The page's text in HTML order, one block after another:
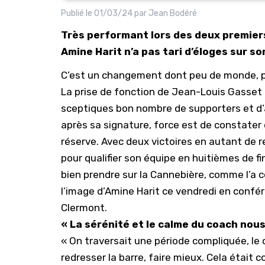
Publié le 01/03/24par Jean Bodéré
Très performant lors des deux
Amine Harit n’a pas tari d’éloges sur
C’est un changement dont peu de monde,
La prise de fonction de Jean-Louis Gasset
sceptiques bon nombre de supporters et
après sa signature, force est de constater
réserve. Avec deux victoires en autant de
pour qualifier son équipe en huitièmes de
bien prendre sur la Cannebière, comme
l’image d’Amine Harit ce vendredi en
Clermont.
« La sérénité et le calme du coach
« On traversait une période compliquée,
redresser la barre, faire mieux. Cela était